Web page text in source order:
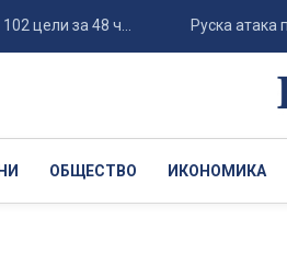
за 48 ч... Руска атака
ОБЩЕСТВО ИКОНОМИКА